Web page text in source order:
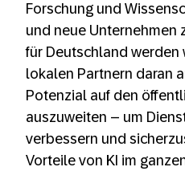
Forschung und
und neue Unternehmen
für Deutschland werden
lokalen Partnern daran
Potenzial auf den
auszuweiten – um
verbessern und
Vorteile von KI im